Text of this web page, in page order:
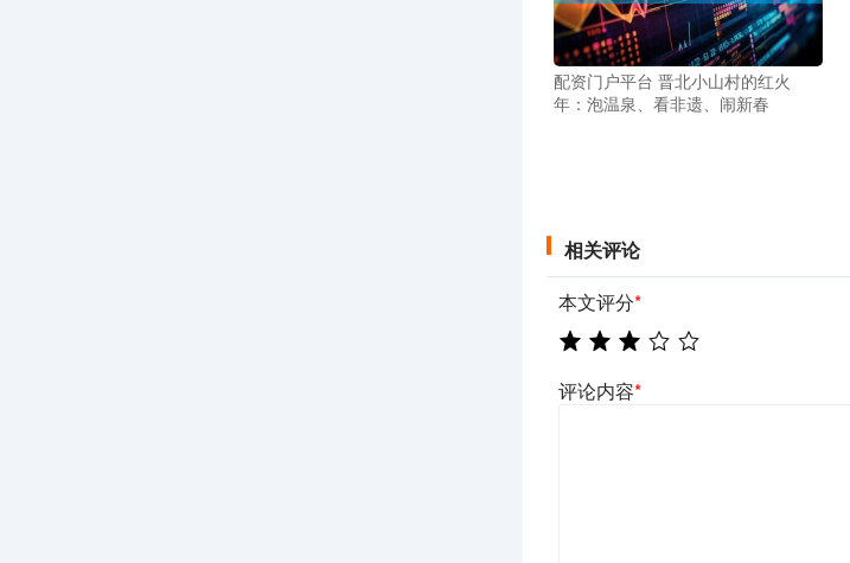
配资门户平台 晋北小山村的红火
年：泡温泉、看非遗、闹新春
相关评论
本文评分*
评论内容*